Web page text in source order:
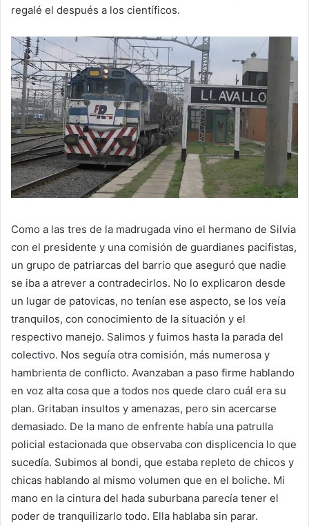
regalé el después a los científicos.
Como a las tres de la madrugada vino el hermano de Silvia
con el presidente y una comisión de guardianes pacifistas,
un grupo de patriarcas del barrio que aseguró que nadie
se iba a atrever a contradecirlos. No lo explicaron desde
un lugar de patovicas, no tenían ese aspecto, se los veía
tranquilos, con conocimiento de la situación y el
respectivo manejo. Salimos y fuimos hasta la parada del
colectivo. Nos seguía otra comisión, más numerosa y
hambrienta de conflicto. Avanzaban a paso firme hablando
en voz alta cosa que a todos nos quede claro cuál era su
plan. Gritaban insultos y amenazas, pero sin acercarse
demasiado. De la mano de enfrente había una patrulla
policial estacionada que observaba con displicencia lo que
sucedía. Subimos al bondi, que estaba repleto de chicos y
chicas hablando al mismo volumen que en el boliche. Mi
mano en la cintura del hada suburbana parecía tener el
poder de tranquilizarlo todo. Ella hablaba sin parar.